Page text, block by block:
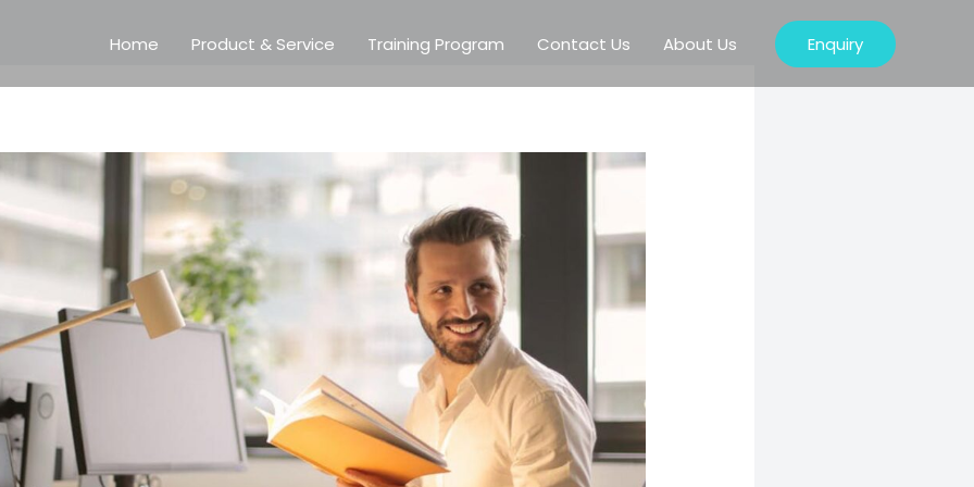
Home Product & Service Training Program Contact Us About Us Enquiry